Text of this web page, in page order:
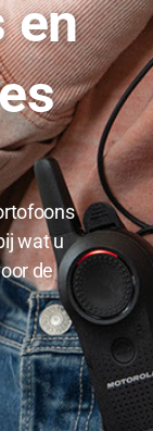
en
wat u
de